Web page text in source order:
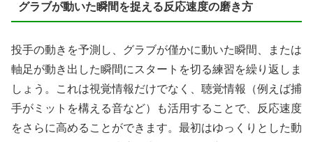
グラブが動いた瞬間を捉える反応速度の磨き方
投手の動きを予測し、グラブが僅かに動いた瞬間、または
軸足が動き出した瞬間にスタートを切る練習を繰り返しま
しょう。これは視覚情報だけでなく、聴覚情報（例えば捕
手がミットを構える音など）も活用することで、反応速度
をさらに高めることができます。最初はゆっくりとした動